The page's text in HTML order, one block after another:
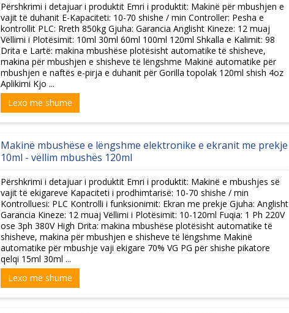
Përshkrimi i detajuar i produktit Emri i produktit: Makinë për mbushjen e
vajit të duhanit E-Kapaciteti: 10-70 shishe / min Controller: Pesha e
kontrollit PLC: Rreth 850kg Gjuha: Garancia Anglisht Kineze: 12 muaj
Vëllimi i Plotësimit: 10ml 30ml 60ml 100ml 120ml Shkalla e Kalimit: 98
Drita e Lartë: makina mbushëse plotësisht automatike të shisheve,
makina për mbushjen e shisheve të lëngshme Makinë automatike për
mbushjen e naftës e-pirja e duhanit për Gorilla topolak 120ml shish 4oz
Aplikimi Kjo ...
Lexo më shumë
Makinë mbushëse e lëngshme elektronike e ekranit me prekje
10ml - vëllim mbushës 120ml
Përshkrimi i detajuar i produktit Emri i produktit: Makinë e mbushjes së
vajit të ekigareve Kapaciteti i prodhimtarisë: 10-70 shishe / min
Kontrolluesi: PLC Kontrolli i funksionimit: Ekran me prekje Gjuha: Anglisht
Garancia Kineze: 12 muaj Vëllimi i Plotësimit: 10-120ml Fuqia: 1 Ph 220V
ose 3ph 380V High Drita: makina mbushëse plotësisht automatike të
shisheve, makina për mbushjen e shisheve të lëngshme Makinë
automatike për mbushje vaji ekigare 70% VG PG për shishe pikatore
qelqi 15ml 30ml ...
Lexo më shumë